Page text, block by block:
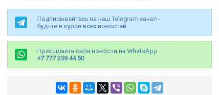
Подписывайтесь на наш Telegram канал -
будьте в курсе всех новостей
Присылайте свои новости на WhatsApp
+7 777 259 44 50